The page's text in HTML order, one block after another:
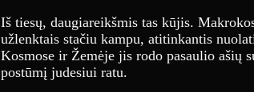
Iš tiesų, daugiareikšmis tas kūjis.
užlenktais stačiu kampu, atitinkantis
Kosmose ir Žemėje jis rodo pasaulio ašių
postūmį judesiui ratu.